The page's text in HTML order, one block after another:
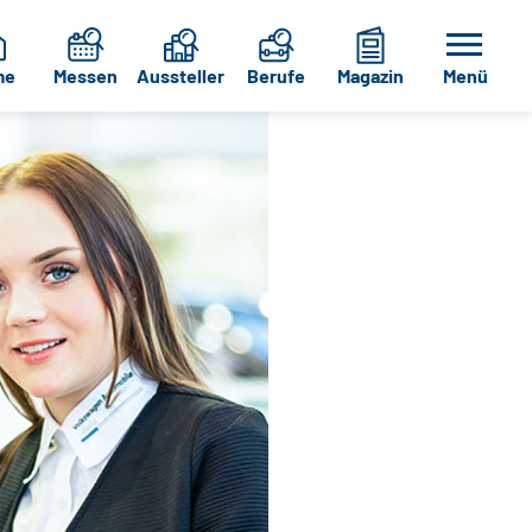
Messen Aussteller Berufe Magazin Menü